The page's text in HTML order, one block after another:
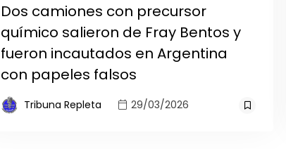
Dos camiones con precursor
químico salieron de Fray Bentos y
fueron incautados en Argentina
con papeles falsos
Tribuna Repleta 29/03/2026